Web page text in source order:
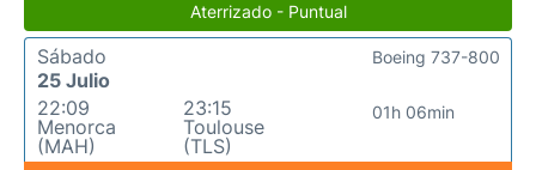
Aterrizado - Puntual
Sábado
25 Julio
22:09
Menorca
(MAH)
23:15
Toulouse
(TLS)
01h 06min
Boeing 737-800